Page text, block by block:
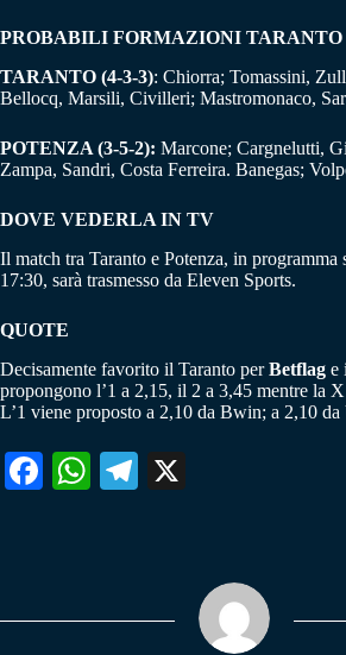
PROBABILI FORMAZIONI TARANTO
TARANTO (4-3-3): Chiorra; Tomassini,
Bellocq, Marsili, Civilleri; Mastromonaco,
POTENZA (3-5-2): Marcone; Cargnelutti,
Zampa, Sandri, Costa Ferreira. Banegas;
DOVE VEDERLA IN TV
Il match tra Taranto e Potenza, in programma
17:30, sarà trasmesso da Eleven Sports.
QUOTE
Decisamente favorito il Taranto perBetflag e
propongono l’1 a 2,15, il 2 a 3,45 mentre la
L’1 viene proposto a 2,10 da Bwin; a 2,10 da
Fa W
pp
Te
m